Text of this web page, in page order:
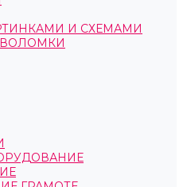
И СХЕМАМИ